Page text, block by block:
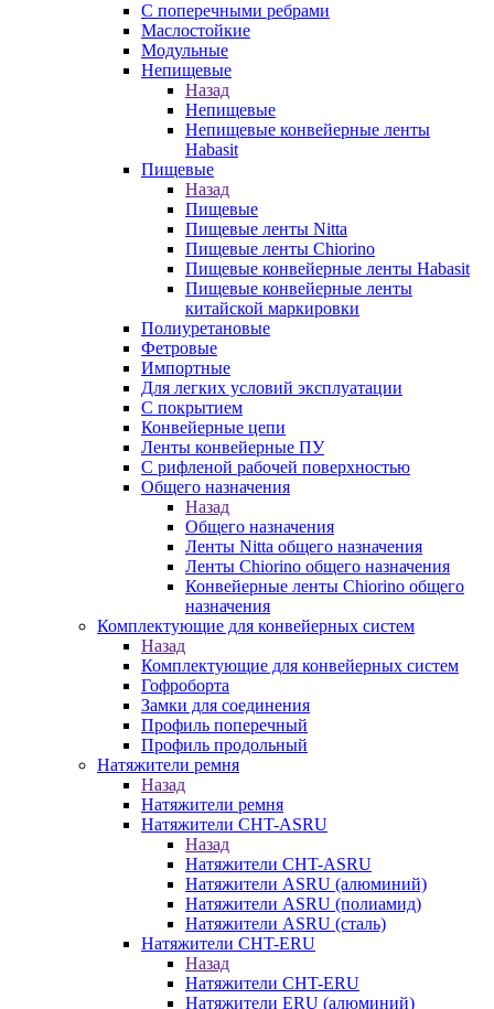
С поперечными ребрами
Маслостойкие
Модульные
Непищевые
Назад
Непищевые
Непищевые конвейерные ленты
Habasit
Пищевые
Назад
Пищевые
Пищевые ленты Nitta
Пищевые ленты Chiorino
Пищевые конвейерные ленты Habasit
Пищевые конвейерные ленты
китайской маркировки
Полиуретановые
Фетровые
Импортные
Для легких условий эксплуатации
С покрытием
Конвейерные цепи
Ленты конвейерные ПУ
С рифленой рабочей поверхностью
Общего назначения
Назад
Общего назначения
Ленты Nitta общего назначения
Ленты Chiorino общего назначения
Конвейерные ленты Chiorino общего
назначения
Комплектующие для конвейерных систем
Назад
Комплектующие для конвейерных систем
Гофроборта
Замки для соединения
Профиль поперечный
Профиль продольный
Натяжители ремня
Назад
Натяжители ремня
Натяжители CHT-ASRU
Назад
Натяжители CHT-ASRU
Натяжители ASRU (алюминий)
Натяжители ASRU (полиамид)
Натяжители ASRU (сталь)
Натяжители CHT-ERU
Назад
Натяжители CHT-ERU
Натяжители ERU (алюминий)